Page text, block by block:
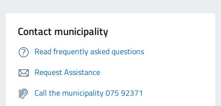
Contact municipality
Read frequently asked questions
Request Assistance
Call the municipality 075 92371